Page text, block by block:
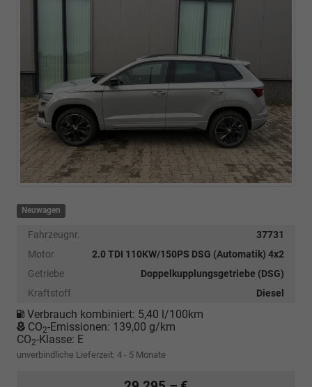
Neuwagen
Fahrzeugnr.
37731
Motor
2.0 TDI 110KW/150PS DSG (Automatik) 4x2
Getriebe
Doppelkupplungsgetriebe (DSG)
Kraftstoff
Diesel
Verbrauch kombiniert: 5,40 l/100km
CO2-Emissionen: 139,00 g/km
CO2-Klasse: E
unverbindliche Lieferzeit: 4 - 5 Monate